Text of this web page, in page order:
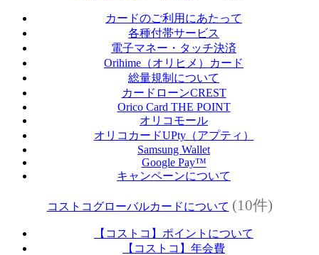
カードのご利用にあたって
各種付帯サービス
電子マネー・タッチ決済
Orihime（オリヒメ）カード
総量規制について
カードローンCREST
Orico Card THE POINT
オリコモール
オリコカードUPty（アプティ）
Samsung Wallet
Google Pay™
キャンペーンについて
コストコグローバルカードについて (10件)
【コストコ】ポイントについて
【コストコ】年会費